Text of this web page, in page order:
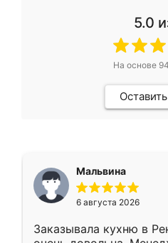
5.0
На основе
Мальвина
6 августа 2026
Заказывала кухню в